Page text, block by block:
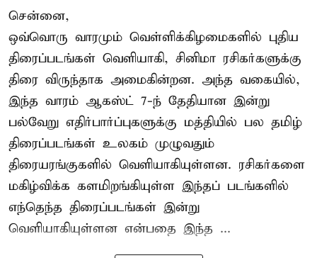
சென்னை,
ஒவ்வொரு வாரமும் வெள்ளிக்கிழமைகளில் புதிய
திரைப்படங்கள் வெளியாகி, சினிமா ரசிகர்களுக்கு
திரை விருந்தாக அமைகின்றன. அந்த வகையில்,
இந்த வாரம் ஆகஸ்ட் 7-ந் தேதியான இன்று
பல்வேறு எதிர்பார்ப்புகளுக்கு மத்தியில் பல தமிழ்
திரைப்படங்கள் உலகம் முழுவதும்
திரையரங்குகளில் வெளியாகியுள்ளன. ரசிகர்களை
மகிழ்விக்க களமிறங்கியுள்ள இந்தப் படங்களில்
எந்தெந்த திரைப்படங்கள் இன்று
வெளியாகியுள்ளன என்பதை இந்த ...